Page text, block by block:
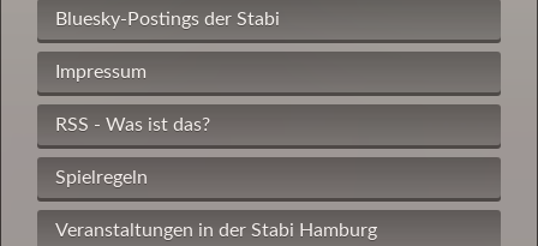
Bluesky-Postings der Stabi
Impressum
RSS - Was ist das?
Spielregeln
Veranstaltungen in der Stabi Hamburg